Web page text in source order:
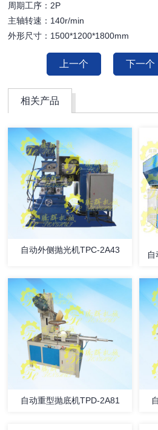
周期工序：2P
主轴转速：140r/min
外形尺寸：1500*1200*1800mm
上一个 下一个
相关产品
自动外侧抛光机TPC-2A43
自动重型抛底机TPD-2A81